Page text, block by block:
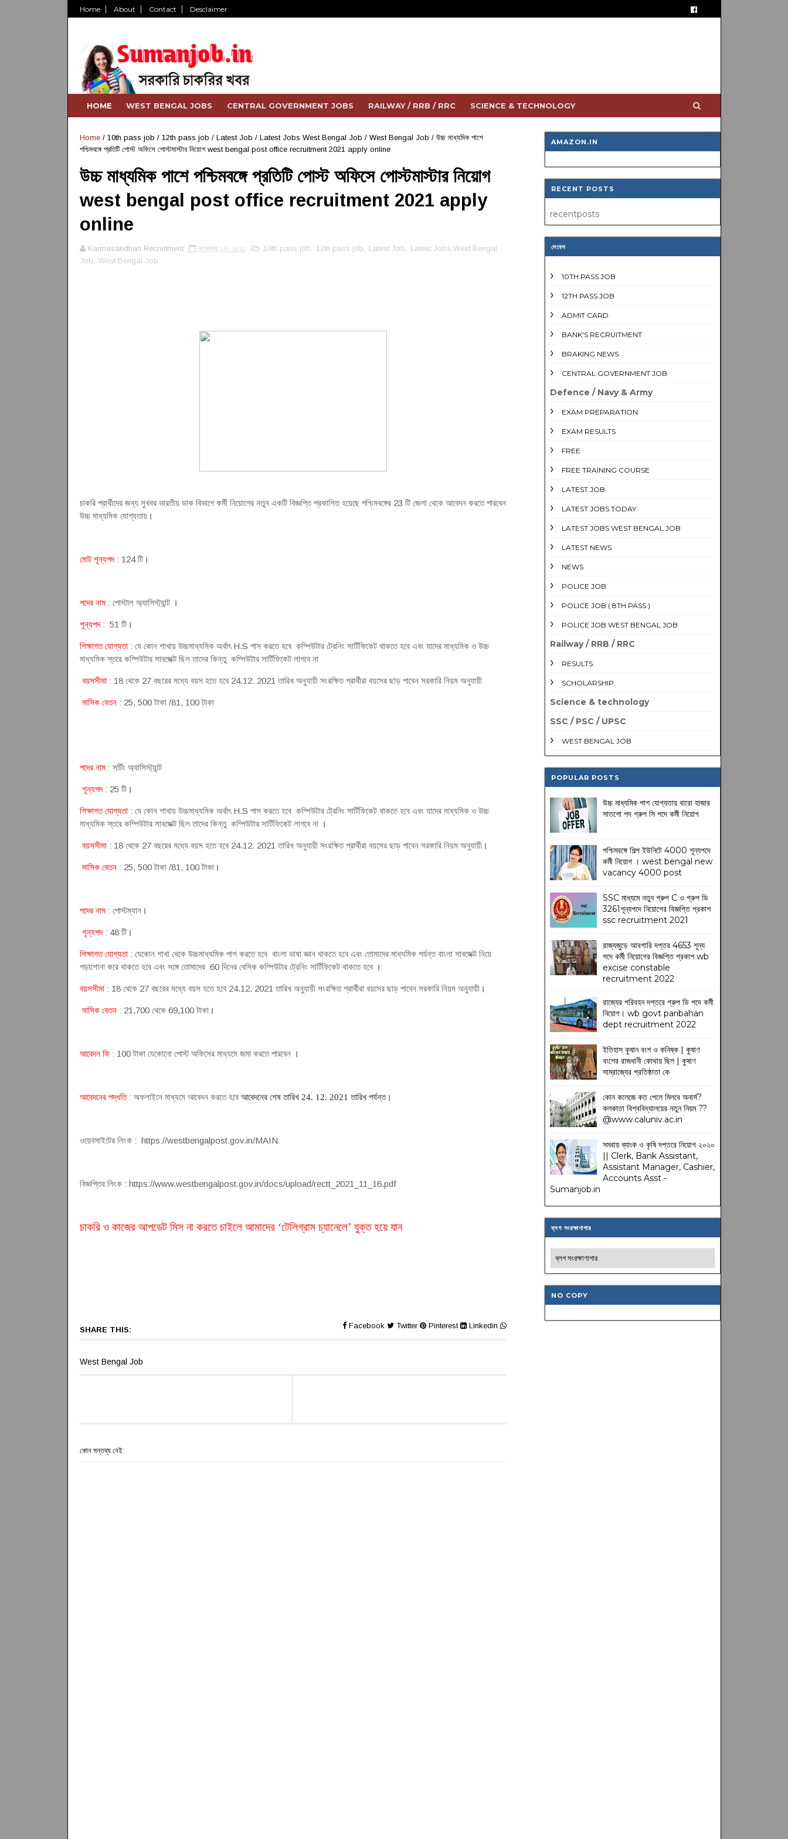
Home About Contact Desclaimer
HOME WEST BENGAL JOBS CENTRAL GOVERNMENT JOBS RAILWAY / RRB / RRC SCIENCE & TECHNOLOGY
Home/ 10th pass job / 12th pass job / Latest Job / Latest Jobs West Bengal Job / West Bengal Job / উচ্চ মাধ্যমিক পাশে
পশ্চিমবঙ্গে প্রতিটি পোস্ট অফিসে পোস্টমাস্টার নিয়োগ west bengal post office recruitment 2021 apply online
উচ্চ মাধ্যমিক পাশে পশ্চিমবঙ্গে প্রতিটি পোস্ট অফিসে পোস্টমাস্টার নিয়োগ
west bengal post office recruitment 2021 apply
online
Karmasandhan Recruitment নভেম্বর ১৭, ২০২১ 10th pass job, 12th pass job, Latest Job, Latest Jobs West Bengal
Job, West Bengal Job
চাকরি প্রার্থীদের জন্য সুখবর ভারতীয় ডাক বিভাগে কর্মী নিয়োগের নতুন একটি বিজ্ঞপ্তি প্রকাশিত হয়েছে পশ্চিমবঙ্গের 23 টি জেলা থেকে আবেদন করতে পারবেন
উচ্চ মাধ্যমিক যোগ্যতায়।
মোট শূন্যপদ: 124 টি।
পদের নাম: পোস্টাল অ্যাসিস্ট্যান্ট ।
শূন্যপদ: 51 টি।
শিক্ষাগত যোগ্যতা: যে কোন শাখায় উচ্চমাধ্যমিক অর্থাৎ H.S পাস করতে হবে কম্পিউটার ট্রেনিং সার্টিফিকেট থাকতে হবে এবং যাদের মাধ্যমিক ও উচ্চ
মাধ্যমিক স্তরে কম্পিউটার সাবজেক্ট ছিল তাদের কিন্তু কম্পিউটার সার্টিফিকেট লাগবে না
বয়সসীমা: 18 থেকে 27 বছরের মধ্যে বয়স হতে হবে 24.12. 2021 তারিখ অনুযায়ী সংরক্ষিত প্রার্থীরা বয়সের ছাড় পাবেন সরকারি নিয়ম অনুযায়ী
মাসিক বেতন: 25, 500 টাকা /81, 100 টাকা
পদের নাম: সর্টিং অ্যাসিস্ট্যান্ট
শূন্যপদ: 25 টি।
শিক্ষাগত যোগ্যতা: যে কোন শাখায় উচ্চমাধ্যমিক অর্থাৎ H.S পাস করতে হবে কম্পিউটার ট্রেনিং সার্টিফিকেট থাকতে হবে এবং যাদের মাধ্যমিক ও উচ্চ
মাধ্যমিক স্তরে কম্পিউটার সাবজেক্ট ছিল তাদের কিন্তু কম্পিউটার সার্টিফিকেট লাগবে না ।
বয়সসীমা: 18 থেকে 27 বছরের মধ্যে বয়স হতে হবে 24.12. 2021 তারিখ অনুযায়ী সংরক্ষিত প্রার্থীরা বয়সের ছাড় পাবেন সরকারি নিয়ম অনুযায়ী।
মাসিক বেতন: 25, 500 টাকা /81, 100 টাকা।
পদের নাম: পোস্টম্যান।
শূন্যপদ: 48 টি।
শিক্ষাগত যোগ্যতা: যেকোন শাখা থেকে উচ্চমাধ্যমিক পাশ করতে হবে বাংলা ভাষা জ্ঞান থাকতে হবে এবং তোমাদের মাধ্যমিক পর্যন্ত বাংলা সাবজেক্ট নিয়ে
পড়াশোনা করে থাকতে হবে এবং সঙ্গে তোমাদের 60 দিনের বেসিক কম্পিউটার ট্রেনিং সার্টিফিকেট থাকতে হবে ।
বয়সসীমা: 18 থেকে 27 বছরের মধ্যে বয়স হতে হবে 24.12. 2021 তারিখ অনুযায়ী সংরক্ষিত প্রার্থীরা বয়সের ছাড় পাবেন সরকারি নিয়ম অনুযায়ী।
মাসিক বেতন: 21,700 থেকে 69,100 টাকা।
আবেদন ফি: 100 টাকা যেকোনো পোস্ট অফিসের মাধ্যমে জমা করতে পারবেন ।
আবেদনের পদ্ধতি: অফলাইনে মাধ্যমে আবেদন করতে হবে আবেদনের শেষ তারিখ 24. 12. 2021 তারিখ পর্যন্ত।
ওয়েবসাইটের লিংক : https://westbengalpost.gov.in/MAIN
বিজ্ঞপ্তির লিংক : https://www.westbengalpost.gov.in/docs/upload/rectt_2021_11_16.pdf
চাকরি ও কাজের আপডেট মিস না করতে চাইলে আমাদের ‘টেলিগ্রাম চ্যানেলে’ যুক্ত হয়ে যান
SHARE THIS: Facebook Twitter Pinterest Linkedin
West Bengal Job
কোন মন্তব্য নেই:
AMAZON.IN
RECENT POSTS
recentposts
লেবেল
10TH PASS JOB
12TH PASS JOB
ADMIT CARD
BANK'S RECRUITMENT
BRAKING NEWS
CENTRAL GOVERNMENT JOB
Defence / Navy & Army
EXAM PREPARATION
EXAM RESULTS
FREE
FREE TRAINING COURSE
LATEST JOB
LATEST JOBS TODAY
LATEST JOBS WEST BENGAL JOB
LATEST NEWS
NEWS
POLICE JOB
POLICE JOB ( 8TH PASS )
POLICE JOB WEST BENGAL JOB
Railway / RRB / RRC
RESULTS
SCHOLARSHIP
Science & technology
SSC / PSC / UPSC
WEST BENGAL JOB
POPULAR POSTS
উচ্চ মাধ্যমিক পাশ যোগ্যতায় বারো হাজার
সাতশো পদ গ্রুপ সি পদে কর্মী নিয়োগ
পশ্চিমবঙ্গে শিল্প ইউনিটে 4000 শূন্যপদে
কর্মী নিয়োগ । west bengal new
vacancy 4000 post
SSC মাধ্যমে নতুন গ্রুপ C ও গ্রুপ ডি
3261শূন্যপদে নিয়োগের বিজ্ঞপ্তি প্রকাশ
ssc recruitment 2021
রাজ্যজুড়ে আবগারি দপ্তর 4653 শূন্য
পদে কর্মী নিয়োগের বিজ্ঞপ্তি প্রকাশ wb
excise constable
recruitment 2022
রাজ্যের পরিবহন দপ্তরে গ্রুপ ডি পদে কর্মী
নিয়োগ। wb govt paribahan
dept recruitment 2022
ইতিহাস কুষান বংশ ও কনিষ্ক | কুষাণ
বংশের রাজধানী কোথায় ছিল | কুষাণ
সাম্রাজ্যের প্রতিষ্ঠাতা কে
কোন কলেজে কত পেলে মিলবে অনার্স?
কলকাতা বিশ্ববিদ্যালয়ের নতুন নিয়ম??
@www.caluniv.ac.in
সমবায় ব্যাংক ও কৃষি দপ্তরে নিয়োগ ২০২০
|| Clerk, Bank Assistant,
Assistant Manager, Cashier,
Accounts Asst -
Sumanjob.in
ব্লগ সংরক্ষাণাগার
NO COPY